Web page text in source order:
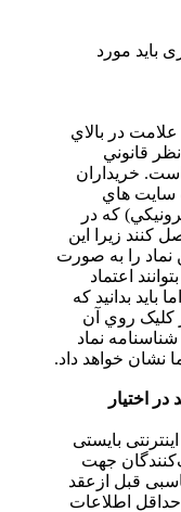
باید مورد
در بالاي
قانوني
است. خريداران
سايت هاي
که در
کنند زيرا اين
نماد را به صورت
اعتماد
بدانيد که
کليک روي آن
نماد
نشان خواهد داد.
اختیار
بایستی
جهت
قبل ازعقد‌
اطلاعات